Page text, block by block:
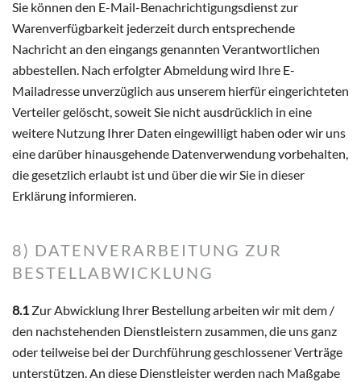
Sie können den E-Mail-Benachrichtigungsdienst zur
Warenverfügbarkeit jederzeit durch entsprechende
Nachricht an den eingangs genannten Verantwortlichen
abbestellen. Nach erfolgter Abmeldung wird Ihre E-
Mailadresse unverzüglich aus unserem hierfür eingerichteten
Verteiler gelöscht, soweit Sie nicht ausdrücklich in eine
weitere Nutzung Ihrer Daten eingewilligt haben oder wir uns
eine darüber hinausgehende Datenverwendung vorbehalten,
die gesetzlich erlaubt ist und über die wir Sie in dieser
Erklärung informieren.
8) DATENVERARBEITUNG ZUR
BESTELLABWICKLUNG
8.1 Zur Abwicklung Ihrer Bestellung arbeiten wir mit dem /
den nachstehenden Dienstleistern zusammen, die uns ganz
oder teilweise bei der Durchführung geschlossener Verträge
unterstützen. An diese Dienstleister werden nach Maßgabe